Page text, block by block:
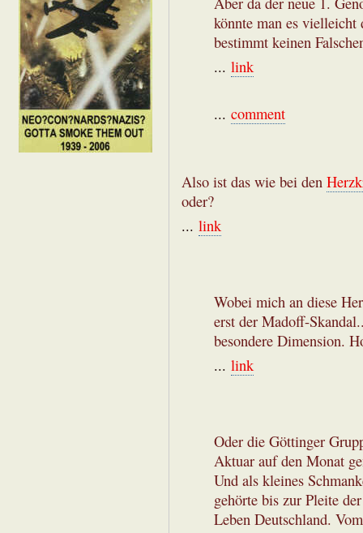
könnte man es
bestimmt keinen
... link
... comment
Also ist das wie bei den
oder?
... link
Wobei mich an diese
erst der Madoff-
besondere Dimension.
... link
Oder die Göttinger
Aktuar auf den Monat
Und als kleines
gehörte bis zur Pleite
Leben Deutschland.